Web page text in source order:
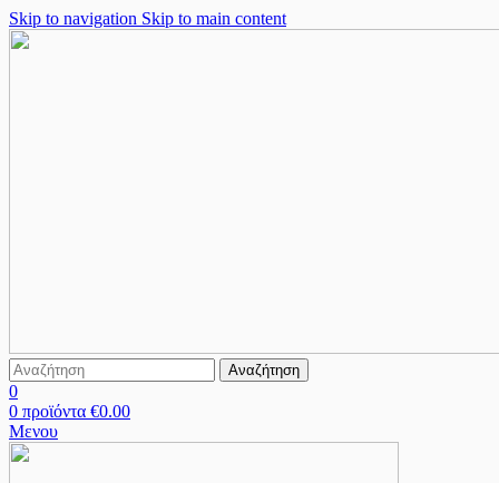
Skip to navigation Skip to main content
Αναζήτηση
0
0 προϊόντα €0.00
Μενου